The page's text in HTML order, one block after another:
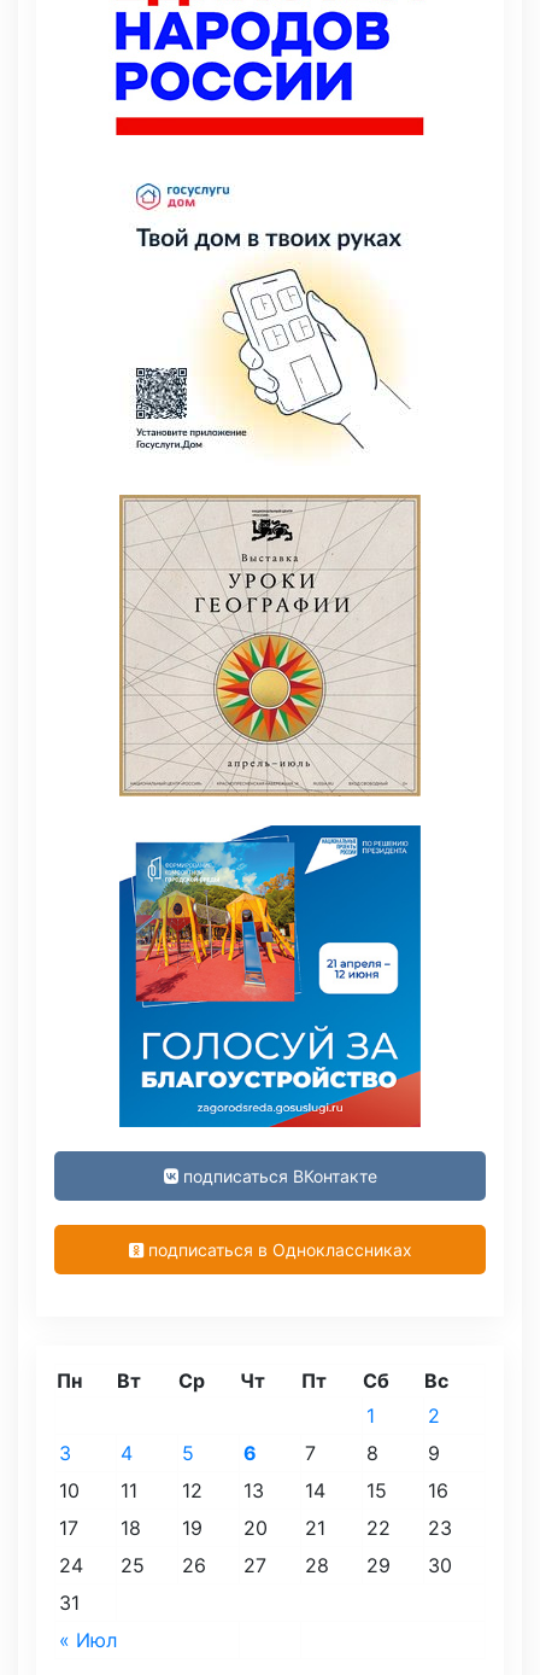
подписаться ВКонтакте
подписаться в Одноклассниках
Пн Вт Ср Чт Пт Сб Вс
« Июл
1
2
3
4 5 6 7 8
9
10
11 12 13 14 15
16
17
18 19 20 21 22
23
24
25 26 27 28 29
30
31